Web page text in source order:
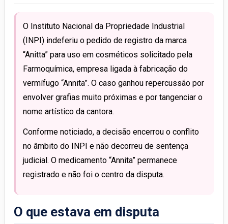
O Instituto Nacional da Propriedade Industrial
(INPI) indeferiu o pedido de registro da marca
“Anitta” para uso em cosméticos solicitado pela
Farmoquímica, empresa ligada à fabricação do
vermífugo “Annita”. O caso ganhou repercussão por
envolver grafias muito próximas e por tangenciar o
nome artístico da cantora.
Conforme noticiado, a decisão encerrou o conflito
no âmbito do INPI e não decorreu de sentença
judicial. O medicamento “Annita” permanece
registrado e não foi o centro da disputa.
O que estava em disputa